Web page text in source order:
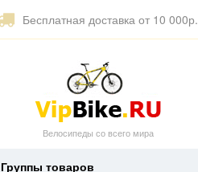
Бесплатная доставка от 10 000р.
Велосипеды со всего мира
Группы товаров